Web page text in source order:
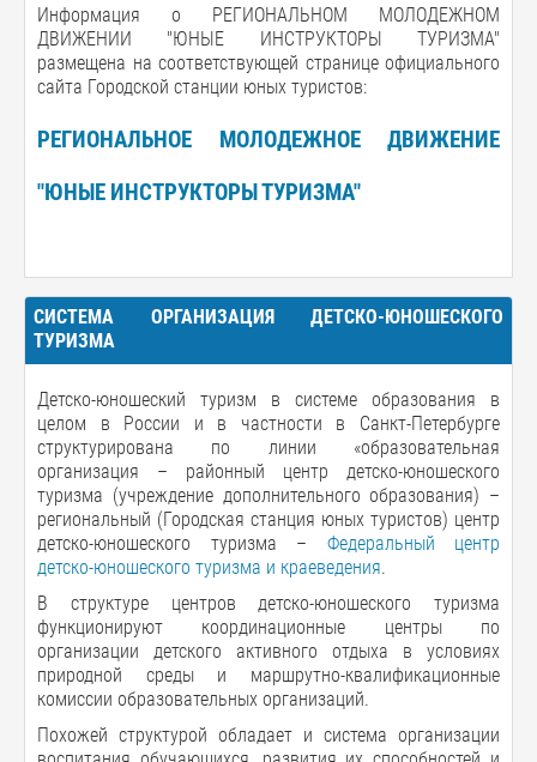
Информация о РЕГИОНАЛЬНОМ МОЛОДЕЖНОМ
ДВИЖЕНИИ "ЮНЫЕ ИНСТРУКТОРЫ ТУРИЗМА"
размещена на соответствующей странице официального
сайта Городской станции юных туристов:
РЕГИОНАЛЬНОЕ МОЛОДЕЖНОЕ ДВИЖЕНИЕ
"ЮНЫЕ ИНСТРУКТОРЫ ТУРИЗМА"
СИСТЕМА ОРГАНИЗАЦИЯ ДЕТСКО-ЮНОШЕСКОГО
ТУРИЗМА
Детско-юношеский туризм в системе образования в
целом в России и в частности в Санкт-Петербурге
структурирована по линии «образовательная
организация – районный центр детско-юношеского
туризма (учреждение дополнительного образования) –
региональный (Городская станция юных туристов) центр
детско-юношеского туризма – Федеральный центр
детско-юношеского туризма и краеведения.
В структуре центров детско-юношеского туризма
функционируют координационные центры по
организации детского активного отдыха в условиях
природной среды и маршрутно-квалификационные
комиссии образовательных организаций.
Похожей структурой обладает и система организации